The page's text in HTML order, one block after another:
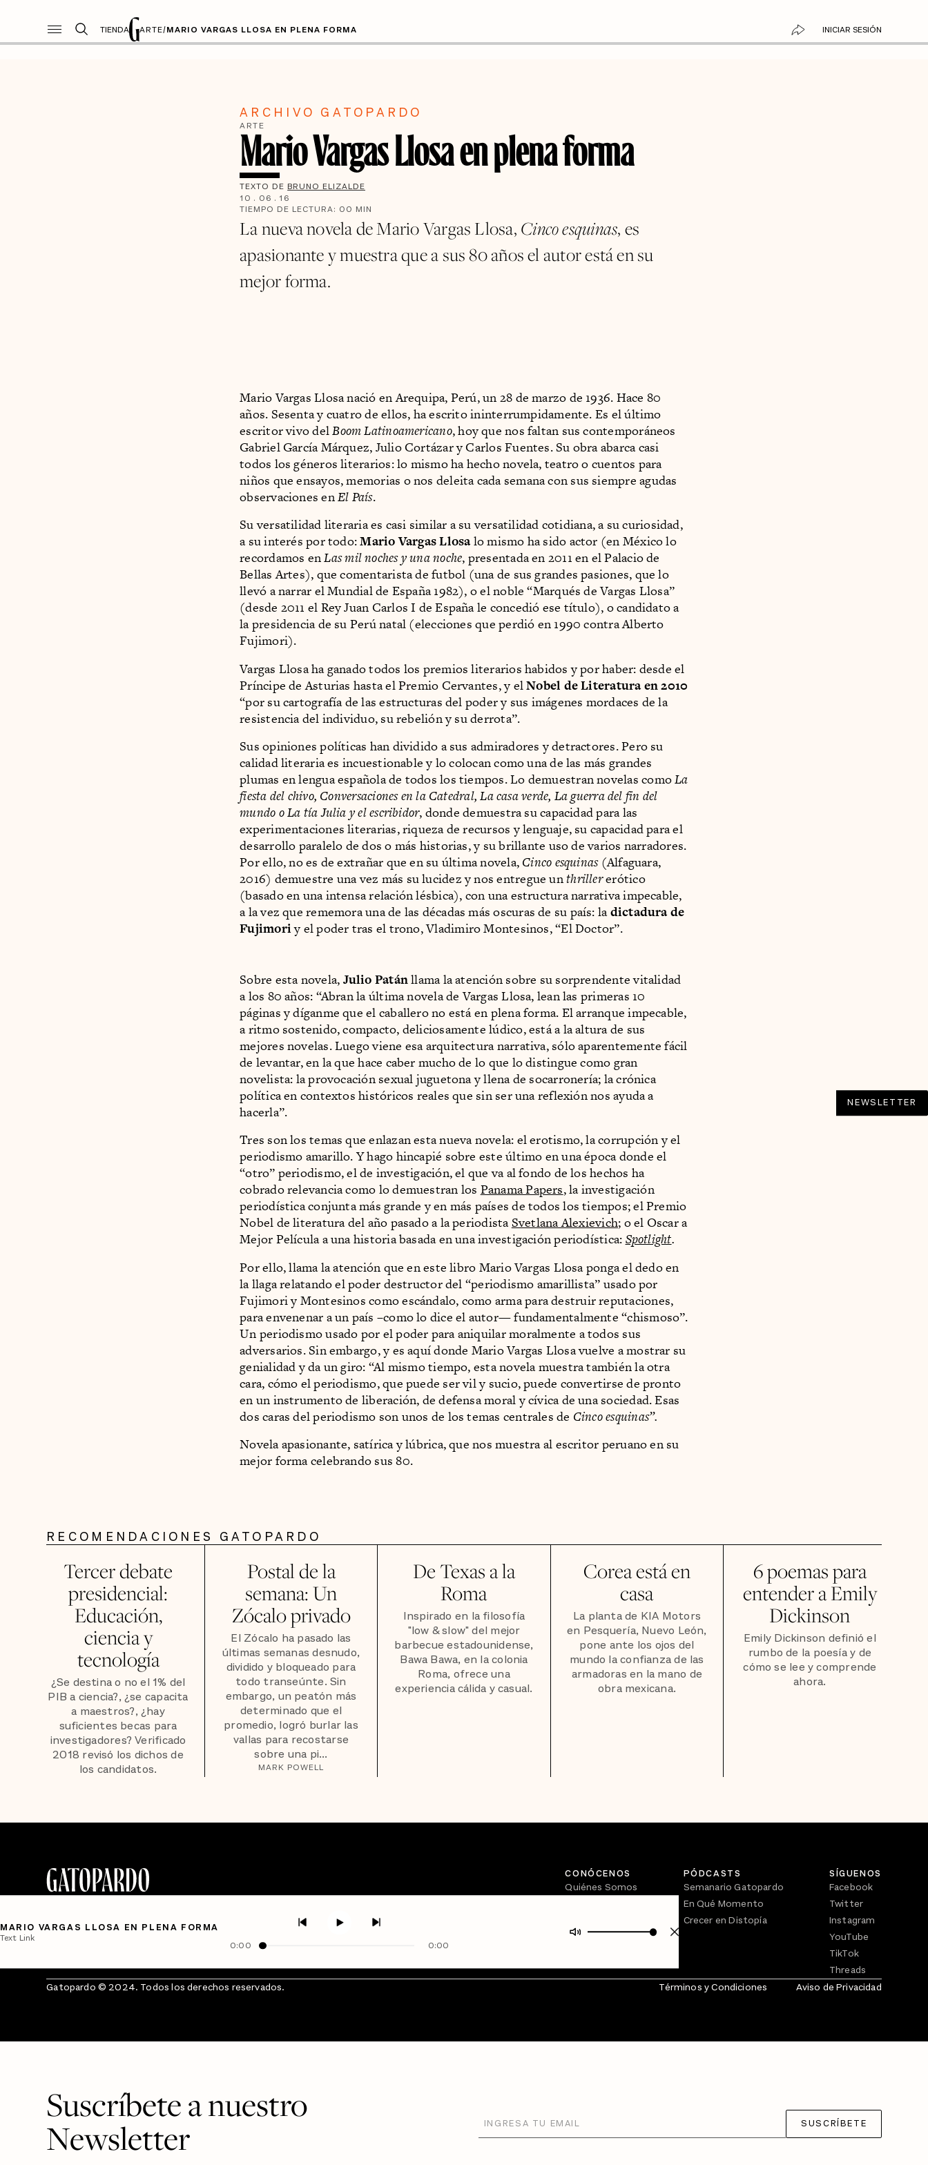
TIENDA ARTE/MARIO VARGAS LLOSA EN PLENA FORMA INICIAR SESIÓN
ARCHIVO GATOPARDO
ARTE
Mario Vargas Llosa en plena forma
TEXTO DE BRUNO ELIZALDE
10 . 06 . 16
TIEMPO DE LECTURA: 00 MIN
La nueva novela de Mario Vargas Llosa, Cinco esquinas, es
apasionante y muestra que a sus 80 años el autor está en su
mejor forma.
Mario Vargas Llosa nació en Arequipa, Perú, un 28 de marzo de 1936. Hace 80
años. Sesenta y cuatro de ellos, ha escrito ininterrumpidamente. Es el último
escritor vivo delBoom Latinoamericano, hoy que nos faltan sus contemporáneos
Gabriel García Márquez, Julio Cortázar y Carlos Fuentes. Su obra abarca casi
todos los géneros literarios: lo mismo ha hecho novela, teatro o cuentos para
niños que ensayos, memorias o nos deleita cada semana con sus siempre agudas
observaciones enEl País.
Su versatilidad literaria es casi similar a su versatilidad cotidiana, a su curiosidad,
a su interés por todo:Mario Vargas Llosalo mismo ha sido actor (en México lo
recordamos enLas mil noches y una noche, presentada en 2011 en el Palacio de
Bellas Artes), que comentarista de futbol (una de sus grandes pasiones, que lo
llevó a narrar el Mundial de España 1982), o el noble “Marqués de Vargas Llosa”
(desde 2011 el Rey Juan Carlos I de España le concedió ese título), o candidato a
la presidencia de su Perú natal (elecciones que perdió en 1990 contra Alberto
Fujimori).
Vargas Llosa ha ganado todos los premios literarios habidos y por haber: desde el
Príncipe de Asturias hasta el Premio Cervantes, y elNobel de Literatura en 2010
“por su cartografía de las estructuras del poder y sus imágenes mordaces de la
resistencia del individuo, su rebelión y su derrota”.
Sus opiniones políticas han dividido a sus admiradores y detractores. Pero su
calidad literaria es incuestionable y lo colocan como una de las más grandes
plumas en lengua española de todos los tiempos. Lo demuestran novelas comoLa
fiesta del chivo, Conversaciones en la Catedral, La casa verde, La guerra del fin del
mundo o La tía Julia y el escribidor, donde demuestra su capacidad para las
experimentaciones literarias, riqueza de recursos y lenguaje, su capacidad para el
desarrollo paralelo de dos o más historias, y su brillante uso de varios narradores.
Por ello, no es de extrañar que en su última novela, Cinco esquinas(Alfaguara,
2016) demuestre una vez más su lucidez y nos entregue unthrillererótico
(basado en una intensa relación lésbica), con una estructura narrativa impecable,
a la vez que rememora una de las décadas más oscuras de su país: ladictadura de
Fujimoriy el poder tras el trono, Vladimiro Montesinos, “El Doctor”.
Sobre esta novela, Julio Patánllama la atención sobre su sorprendente vitalidad
a los 80 años: “Abran la última novela de Vargas Llosa, lean las primeras 10
páginas y díganme que el caballero no está en plena forma. El arranque impecable,
a ritmo sostenido, compacto, deliciosamente lúdico, está a la altura de sus
mejores novelas. Luego viene esa arquitectura narrativa, sólo aparentemente fácil
de levantar, en la que hace caber mucho de lo que lo distingue como gran
novelista: la provocación sexual juguetona y llena de socarronería; la crónica
política en contextos históricos reales que sin ser una reflexión nos ayuda a
hacerla”.
Tres son los temas que enlazan esta nueva novela: el erotismo, la corrupción y el
periodismo amarillo. Y hago hincapié sobre este último en una época donde el
“otro” periodismo, el de investigación, el que va al fondo de los hechos ha
cobrado relevancia como lo demuestran los Panama Papers, la investigación
periodística conjunta más grande y en más países de todos los tiempos; el Premio
Nobel de literatura del año pasado a la periodistaSvetlana Alexievich; o el Oscar a
Mejor Película a una historia basada en una investigación periodística: Spotlight.
Por ello, llama la atención que en este libro Mario Vargas Llosa ponga el dedo en
la llaga relatando el poder destructor del “periodismo amarillista” usado por
Fujimori y Montesinos como escándalo, como arma para destruir reputaciones,
para envenenar a un país –como lo dice el autor— fundamentalmente “chismoso”.
Un periodismo usado por el poder para aniquilar moralmente a todos sus
adversarios. Sin embargo, y es aquí donde Mario Vargas Llosa vuelve a mostrar su
genialidad y da un giro: “Al mismo tiempo, esta novela muestra también la otra
cara, cómo el periodismo, que puede ser vil y sucio, puede convertirse de pronto
en un instrumento de liberación, de defensa moral y cívica de una sociedad. Esas
dos caras del periodismo son unos de los temas centrales de Cinco esquinas”.
Novela apasionante, satírica y lúbrica, que nos muestra al escritor peruano en su
mejor forma celebrando sus 80.
NEWSLETTER
RECOMENDACIONES GATOPARDO
Tercer debate
presidencial:
Educación,
ciencia y
tecnología
¿Se destina o no el 1% del
PIB a ciencia?, ¿se capacita
a maestros?, ¿hay
suficientes becas para
investigadores? Verificado
2018 revisó los dichos de
los candidatos.
Postal de la
semana: Un
Zócalo privado
El Zócalo ha pasado las
últimas semanas desnudo,
dividido y bloqueado para
todo transeúnte. Sin
embargo, un peatón más
determinado que el
promedio, logró burlar las
vallas para recostarse
sobre una pi...
MARK POWELL
De Texas a la
Roma
Inspirado en la filosofía
"low & slow" del mejor
barbecue estadounidense,
Bawa Bawa, en la colonia
Roma, ofrece una
experiencia cálida y casual.
Corea está en
casa
La planta de KIA Motors
en Pesquería, Nuevo León,
pone ante los ojos del
mundo la confianza de las
armadoras en la mano de
obra mexicana.
6 poemas para
entender a Emily
Dickinson
Emily Dickinson definió el
rumbo de la poesía y de
cómo se lee y comprende
ahora.
MARIO VARGAS LLOSA EN PLENA FORMA
Text Link
0:00 0:00
CONÓCENOS
Quiénes Somos
PÓDCASTS
Semanario Gatopardo
En Qué Momento
Crecer en Distopía
SÍGUENOS
Facebook
Twitter
Instagram
YouTube
TikTok
Threads
Gatopardo © 2024. Todos los derechos reservados.
Términos y Condiciones Aviso de Privacidad
Suscríbete a nuestro
Newsletter